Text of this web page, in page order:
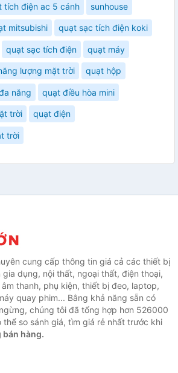
tích điện ac 5 cánh sunhouse
mitsubishi quạt sạc tích điện koki
quạt sạc tích điện quạt máy
lượng mặt trời quạt hộp
năng quạt điều hòa mini
trời quạt điện
trời
cung cấp thông tin giá cả các thiết bị
dụng, nội thất, ngoại thất, điện thoại,
thanh, phụ kiện, thiết bị đeo, laptop,
quay phim... Bằng khả năng sẵn có
chúng tôi đã tổng hợp hơn 526000
thể so sánh giá, tìm giá rẻ nhất trước khi
hàng.